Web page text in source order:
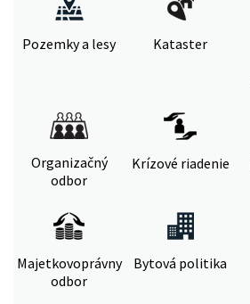
Pozemky a lesy Kataster
Organizačný
odbor
Krízové riadenie
Majetkovoprávny
odbor
Bytová politika